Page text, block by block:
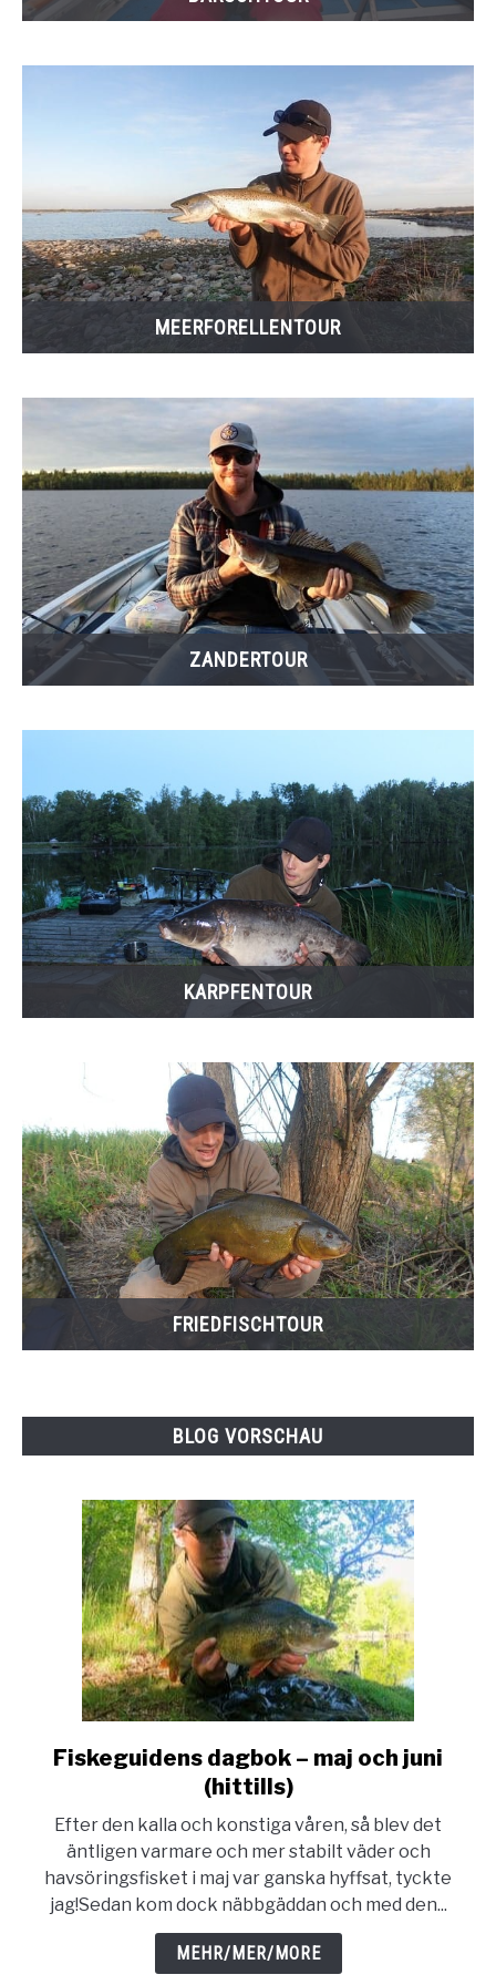
MEERFORELLENTOUR
ZANDERTOUR
KARPFENTOUR
FRIEDFISCHTOUR
BLOG VORSCHAU
link
to
dagbok
–
maj
och
juni
Fiskeguidens dagbok – maj och juni
(hittills)
Efter den kalla och konstiga våren, så blev det
äntligen varmare och mer stabilt väder och
havsöringsfisket i maj var ganska hyffsat, tyckte
jag!Sedan kom dock näbbgäddan och med den...
MEHR/MER/MORE